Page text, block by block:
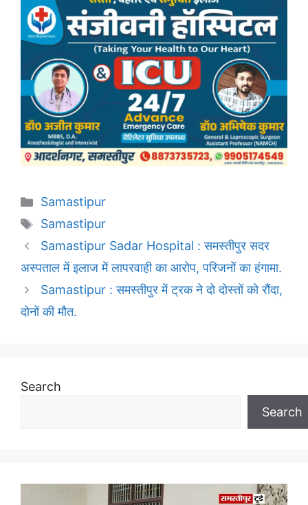
Categories
Samastipur
Tags
Samastipur
Samastipur Sadar Hospital : समस्तीपुर सदर
अस्पताल में इलाज में लापरवाही का आरोप, परिजनों का हंगामा.
Samastipur : समस्तीपुर में ट्रक ने दो दोस्तों को रौंदा,
दोनों की मौत.
Search
Search